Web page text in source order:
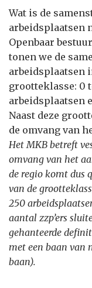
Wat is de
arbeidsplaatsen
Openbaar
tonen we de
arbeidsplaatsen
grootteklasse: 0
arbeidsplaatsen
Naast deze
de omvang van
Het MKB betreft
omvang van het
de regio komt dus
van de
250
aantal zzp’ers
gehanteerde
met een baan van
baan).